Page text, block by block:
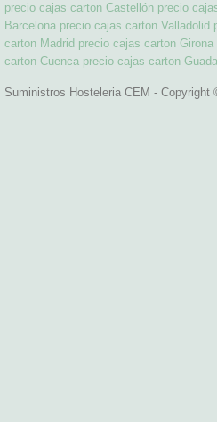
precio cajas carton Castellón precio
Barcelona precio cajas carton Valladolid
carton Madrid precio cajas carton Girona
carton Cuenca precio cajas carton
Suministros Hosteleria CEM - Copyright